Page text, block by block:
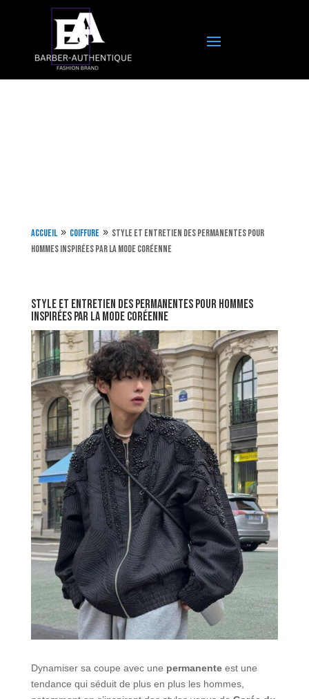
Accueil 9 Coiffure 9 Style et entretien des permanentes pour
hommes inspirées par la mode coréenne
Style et entretien des permanentes pour hommes
inspirées par la mode coréenne
Dynamiser sa coupe avec une permanenteest une
tendance qui séduit de plus en plus les hommes,